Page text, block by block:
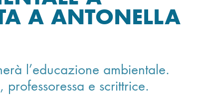
A ANTONELLA
l’educazione ambientale.
e scrittrice.